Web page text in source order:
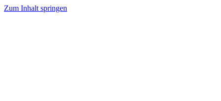
Zum Inhalt springen